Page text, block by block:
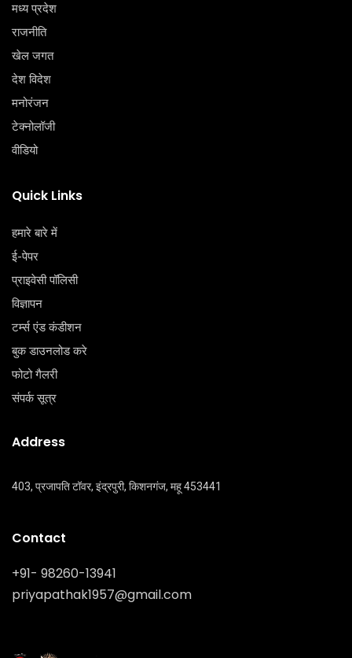
मध्य प्रदेश
राजनीति
खेल जगत
देश विदेश
मनोरंजन
टेक्‍नोलॉजी
वीडियो
Quick Links
हमारे बारे में
ई-पेपर
प्राइवेसी पॉलिसी
विज्ञापन
टर्म्स एंड कंडीशन
बुक डाउनलोड करे
फोटो गैलरी
संपर्क सूत्र
Address
403, प्रजापति टॉवर, इंद्रपुरी, किशनगंज, महू 453441
Contact
+91- 98260-13941
priyapathak1957@gmail.com